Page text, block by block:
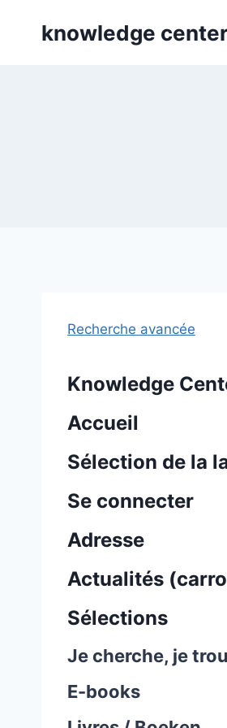
knowledge
Recherche avancée
Knowledge
Accueil
Sélection de la
Se connecter
Adresse
Actualités
Sélections
Je cherche, je
E-books